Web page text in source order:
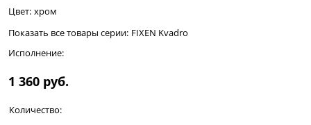
Цвет: хром
Показать все товары серии: FIXEN Kvadro
Исполнение:
1 360 руб.
Количество: